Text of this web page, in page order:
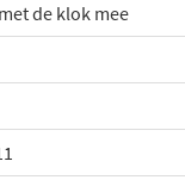
de klok mee